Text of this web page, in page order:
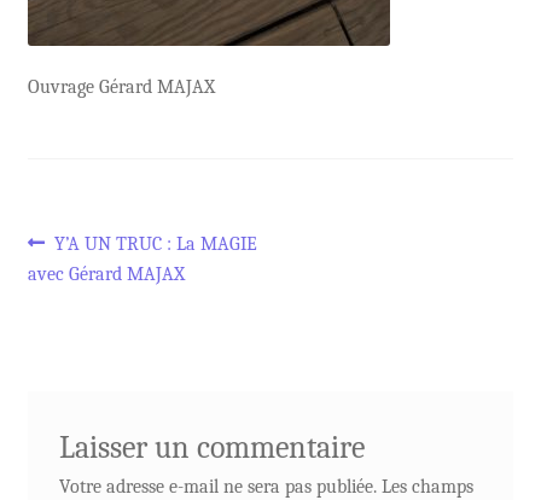
Ouvrage Gérard MAJAX
Navigation
Article
précédent :
Y’A UN TRUC : La MAGIE
avec Gérard MAJAX
Laisser un commentaire
Votre adresse e-mail ne sera pas publiée. Les champs